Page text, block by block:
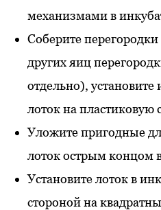
механизмами в
Соберите
других яиц
отдельно),
лоток на пластиковую
Уложите пригодные
лоток острым концом
Установите лоток в
стороной на